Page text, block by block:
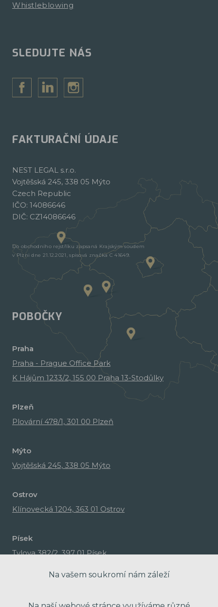
Whistleblowing
SLEDUJTE NÁS
FAKTURAČNÍ ÚDAJE
NEST LEGAL s.r.o.
Vojtěšská 245, 338 05 Mýto
Czech Republic
IČO: 14086646
DIČ: CZ14086646
Do obchodního rejstříku zapsaná Krajským soudem
v Plzni dne 21.12.2021, spisová značka C 41649.
POBOČKY
Praha
Praha - Prague Office Park
K Hájům 1233/2, 155 00 Praha 13-Stodůlky
Plzeň
Plovární 478/1, 301 00 Plzeň
Mýto
Vojtěšská 245, 338 05 Mýto
Ostrov
Klínovecká 1204, 363 01 Ostrov
Písek
Tylova 382/2, 397 01 Písek
Na vašem soukromí nám záleží